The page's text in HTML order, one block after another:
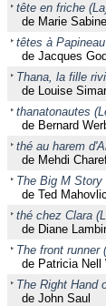
tête en friche
de Marie
têtes à
de Jacques
Thana, la fille
de Louise
thanatonautes
de Bernard
thé au harem
de Mehdi
The Big M Story
de Ted
thé chez Clara
de Diane
The front runner
de Patricia Nell
The Right Hand
de John Saul